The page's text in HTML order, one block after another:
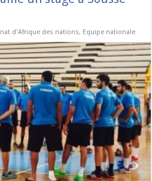
d'Afrique des nations, Equipe nationale